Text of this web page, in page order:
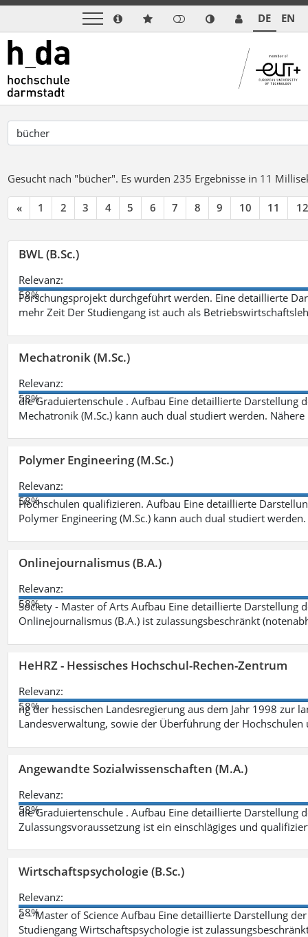
DE EN
Gesucht nach "bücher". Es wurden 235 Ergebnisse in 11
« 1 2 3 4 5 6 7 8 9 10 11 12
BWL (B.Sc.)
Relevanz:
58%
Forschungsprojekt durchgeführt werden. Eine detaillierte
mehr Zeit Der Studiengang ist auch als
Mechatronik (M.Sc.)
Relevanz:
58%
die Graduiertenschule . Aufbau Eine detaillierte Darstellung
Mechatronik (M.Sc.) kann auch dual studiert werden.
Polymer Engineering (M.Sc.)
Relevanz:
58%
Hochschulen qualifizieren. Aufbau Eine detaillierte
Polymer Engineering (M.Sc.) kann auch dual studiert
Onlinejournalismus (B.A.)
Relevanz:
58%
Society - Master of Arts Aufbau Eine detaillierte Darstellung
Onlinejournalismus (B.A.) ist zulassungsbeschränkt
HeHRZ - Hessisches Hochschul-Rechen-Zentrum
Relevanz:
58%
ng der hessischen Landesregierung aus dem Jahr 1998 zur
Landesverwaltung, sowie der Überführung der
Angewandte Sozialwissenschaften (M.A.)
Relevanz:
58%
die Graduiertenschule . Aufbau Eine detaillierte Darstellung
Zulassungsvoraussetzung ist ein einschlägiges und
Wirtschaftspsychologie (B.Sc.)
Relevanz:
58%
e – Master of Science Aufbau Eine detaillierte Darstellung
Studiengang Wirtschaftspsychologie ist